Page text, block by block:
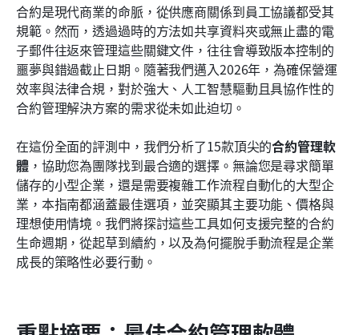
合約是現代商業的命脈，從供應商關係到員工協議都受其
規範。然而，透過過時的方法如共享資料夾或無止盡的電
子郵件往返來管理這些關鍵文件，往往會導致版本控制的
噩夢與錯過截止日期。隨著我們邁入2026年，為確保營運
效率與法律合規，對於強大、人工智慧驅動且具協作性的
合約管理解決方案的需求從未如此迫切。
在這份全面的評測中，我們分析了15款頂尖的合約管理軟
體，協助您為團隊找到最合適的選擇。無論您是尋求簡單
儲存的小型企業，還是需要複雜工作流程自動化的大型企
業，本指南都涵蓋最佳選項，並突顯其主要功能、價格與
理想使用情境。我們將探討這些工具如何支援完整的合約
生命週期，從起草到續約，以及為何擺脫手動流程是企業
成長的策略性必要行動。
合約管理軟體如何支援完整的生命週期
15款最佳合約管理軟體
如何評估最佳的合約管理軟體
團隊在選擇合約軟體時常犯的錯誤
結論
常見問題
相關閱讀